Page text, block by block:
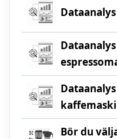
Bör du